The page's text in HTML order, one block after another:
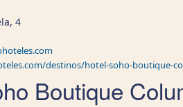
4
destinos/hotel-soho-boutique-
Boutique